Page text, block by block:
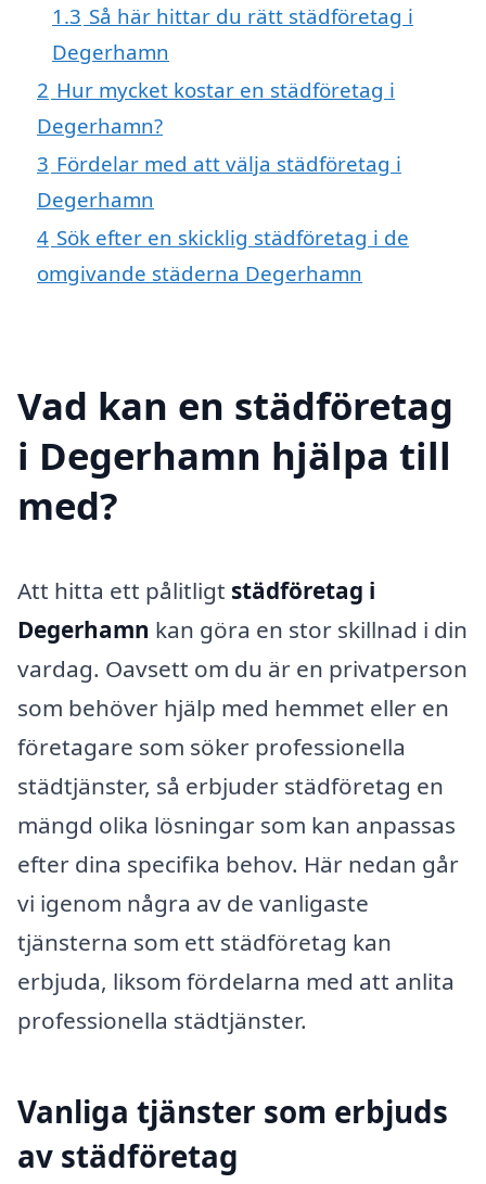
1.3 Så här hittar du rätt städföretag i
Degerhamn
2 Hur mycket kostar en städföretag i
Degerhamn?
3 Fördelar med att välja städföretag i
Degerhamn
4 Sök efter en skicklig städföretag i de
omgivande städerna Degerhamn
Vad kan en städföretag
i Degerhamn hjälpa till
med?
Att hitta ett pålitligt städföretag i
Degerhamn kan göra en stor skillnad i din
vardag. Oavsett om du är en privatperson
som behöver hjälp med hemmet eller en
företagare som söker professionella
städtjänster, så erbjuder städföretag en
mängd olika lösningar som kan anpassas
efter dina specifika behov. Här nedan går
vi igenom några av de vanligaste
tjänsterna som ett städföretag kan
erbjuda, liksom fördelarna med att anlita
professionella städtjänster.
Vanliga tjänster som erbjuds
av städföretag